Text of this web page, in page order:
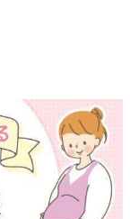
移植できたこと
しく思いました」
きず点滴で栄養
されて以降、少し